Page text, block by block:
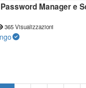
Manager e
365 Visualizzazioni